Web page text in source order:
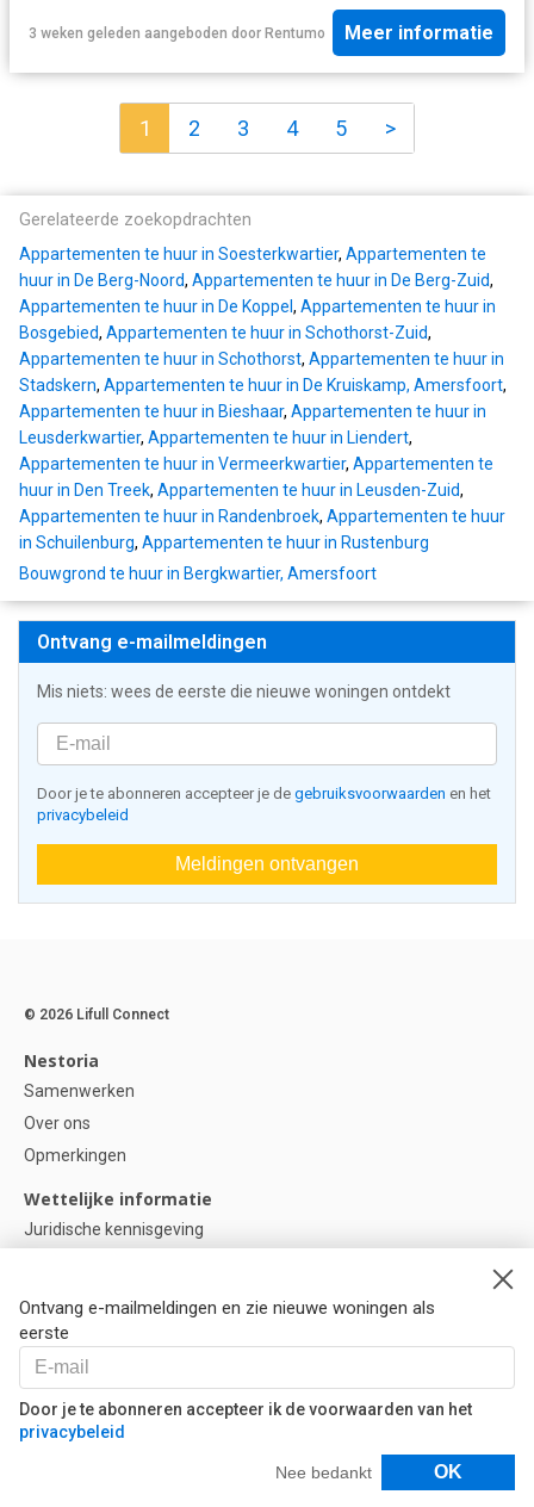
3 weken geleden aangeboden door Rentumo Meer informatie
1 2 3 4 5 >
Gerelateerde zoekopdrachten
Appartementen te huur in Soesterkwartier, Appartementen te
huur in De Berg-Noord, Appartementen te huur in De Berg-Zuid,
Appartementen te huur in De Koppel , Appartementen te huur in
Bosgebied, Appartementen te huur in Schothorst-Zuid,
Appartementen te huur in Schothorst, Appartementen te huur in
Stadskern, Appartementen te huur in De Kruiskamp, Amersfoort,
Appartementen te huur in Bieshaar, Appartementen te huur in
Leusderkwartier, Appartementen te huur in Liendert,
Appartementen te huur in Vermeerkwartier, Appartementen te
huur in Den Treek, Appartementen te huur in Leusden-Zuid,
Appartementen te huur in Randenbroek, Appartementen te huur
in Schuilenburg, Appartementen te huur in Rustenburg
Bouwgrond te huur in Bergkwartier, Amersfoort
Ontvang e-mailmeldingen
Mis niets: wees de eerste die nieuwe woningen ontdekt
Door je te abonneren accepteer je de gebruiksvoorwaarden en het
privacybeleid
Meldingen ontvangen
Ontvang e-mailmeldingen en zie nieuwe woningen als
eerste
Door je te abonneren accepteer ik de voorwaarden van het
privacybeleid
Nee bedankt OK
Filters
© 2026 Lifull Connect
Nestoria
Samenwerken
Over ons
Opmerkingen
Wettelijke informatie
Juridische kennisgeving
Cookie instellingen
Help
Vragen
Onze partners